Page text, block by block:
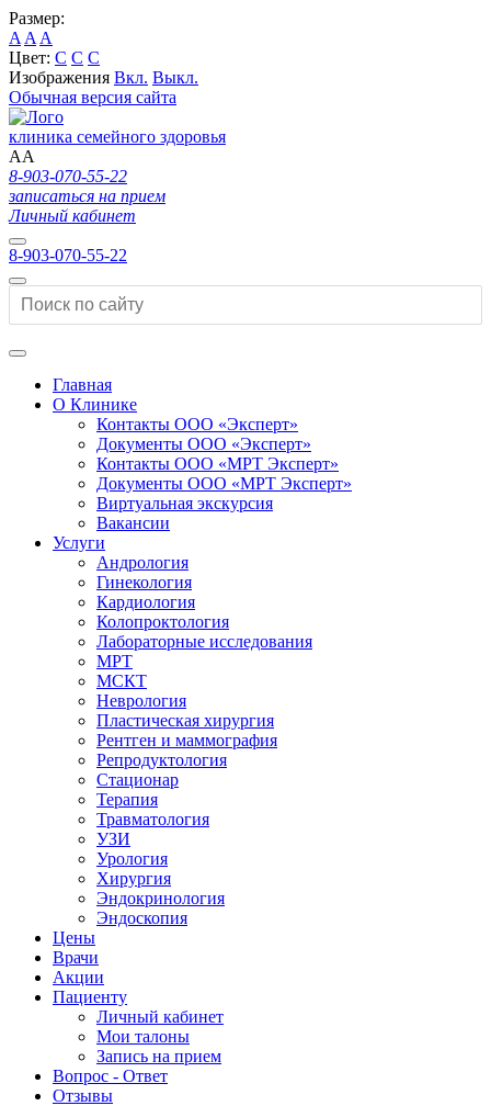
Размер:
A A A
Цвет: C C C
Изображения Вкл. Выкл.
Обычная версия сайта
клиника семейного здоровья
AA
8-903-070-55-22
записаться на прием
Личный кабинет
8-903-070-55-22
Главная
О Клинике
Контакты ООО «Эксперт»
Документы ООО «Эксперт»
Контакты ООО «МРТ Эксперт»
Документы ООО «МРТ Эксперт»
Виртуальная экскурсия
Вакансии
Услуги
Андрология
Гинекология
Кардиология
Колопроктология
Лабораторные исследования
МРТ
МСКТ
Неврология
Пластическая хирургия
Рентген и маммография
Репродуктология
Стационар
Терапия
Травматология
УЗИ
Урология
Хирургия
Эндокринология
Эндоскопия
Цены
Врачи
Акции
Пациенту
Личный кабинет
Мои талоны
Запись на прием
Вопрос - Ответ
Отзывы